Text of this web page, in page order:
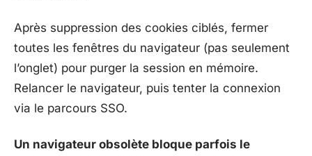
Après suppression des cookies ciblés, fermer
toutes les fenêtres du navigateur (pas seulement
l’onglet) pour purger la session en mémoire.
Relancer le navigateur, puis tenter la connexion
via le parcours SSO.
Un navigateur obsolète bloque parfois le